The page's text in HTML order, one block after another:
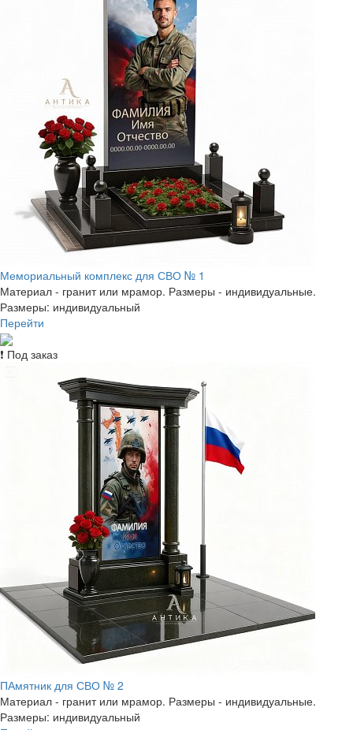
Мемориальный комплекс для СВО № 1
Материал - гранит или мрамор. Размеры - индивидуальные.
Размеры: индивидуальный
Перейти
❗ Под заказ
ПАмятник для СВО № 2
Материал - гранит или мрамор. Размеры - индивидуальные.
Размеры: индивидуальный